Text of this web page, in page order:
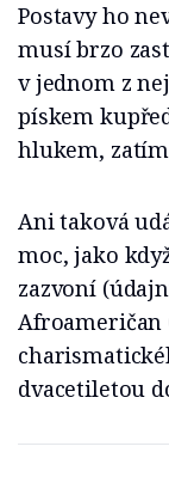
Postavy ho
musí brzo
v jednom z
pískem
hlukem,
Ani taková
moc, jako
zazvoní
Afroameričan
dvacetiletou